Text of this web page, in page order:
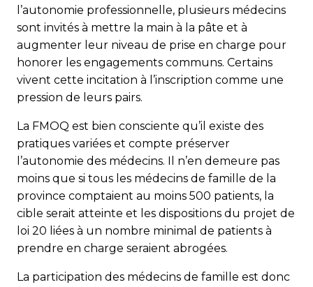
l’autonomie professionnelle, plusieurs médecins
sont invités à mettre la main à la pâte et à
augmenter leur niveau de prise en charge pour
honorer les engagements communs. Certains
vivent cette incitation à l’inscription comme une
pression de leurs pairs.
La FMOQ est bien consciente qu’il existe des
pratiques variées et compte préserver
l’autonomie des médecins. Il n’en demeure pas
moins que si tous les médecins de famille de la
province comptaient au moins 500 patients, la
cible serait atteinte et les dispositions du projet de
loi 20 liées à un nombre minimal de patients à
prendre en charge seraient abrogées.
La participation des médecins de famille est donc